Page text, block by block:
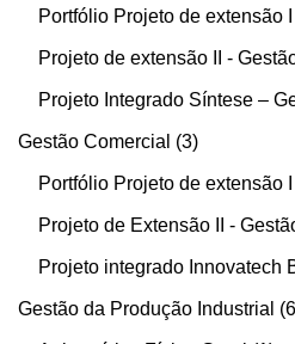
Portfólio Projeto de extensão
Projeto de extensão II -
Projeto Integrado Síntese –
Gestão Comercial 3
Portfólio Projeto de extensão
Projeto de Extensão II -
Projeto integrado Innovatech
Gestão da Produção Industrial 6